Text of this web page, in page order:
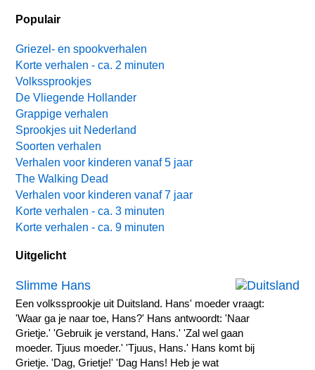
Populair
Griezel- en spookverhalen
Korte verhalen - ca. 2 minuten
Volkssprookjes
De Vliegende Hollander
Grappige verhalen
Sprookjes uit Nederland
Soorten verhalen
Verhalen voor kinderen vanaf 5 jaar
The Walking Dead
Verhalen voor kinderen vanaf 7 jaar
Korte verhalen - ca. 3 minuten
Korte verhalen - ca. 9 minuten
Uitgelicht
Slimme Hans
Een volkssprookje uit Duitsland. Hans' moeder vraagt:
'Waar ga je naar toe, Hans?' Hans antwoordt: 'Naar
Grietje.' 'Gebruik je verstand, Hans.' 'Zal wel gaan
moeder. Tjuus moeder.' 'Tjuus, Hans.' Hans komt bij
Grietje. 'Dag, Grietje!' 'Dag Hans! Heb je wat